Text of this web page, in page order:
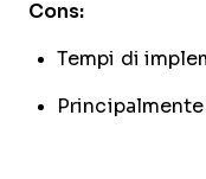
Cons:
Tempi di